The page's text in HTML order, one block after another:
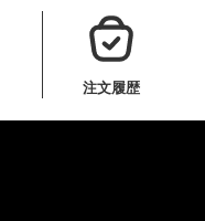
注文履歴